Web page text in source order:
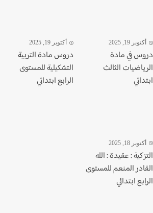
19, 2025
في مادة
الثالث
أكتوبر 19, 2025
دروس مادة التربية
التشكيلية للمستوى
الرابع ابتدائي
18, 2025
: عقيدة : الله
المنعم للمستوى
ابتدائي